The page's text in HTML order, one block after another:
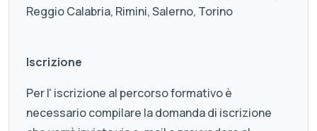
Reggio Calabria, Rimini, Salerno, Torino
Iscrizione
Per l' iscrizione al percorso formativo è
necessario compilare la domanda di iscrizione